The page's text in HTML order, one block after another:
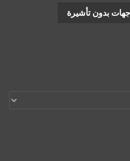
بدون تأشيرة